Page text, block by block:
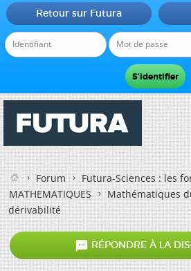
Retour sur Futura
Forum
Futura-Sciences : les
MATHEMATIQUES
Mathématiques
dérivabilité
 RÉPONDRE À LA